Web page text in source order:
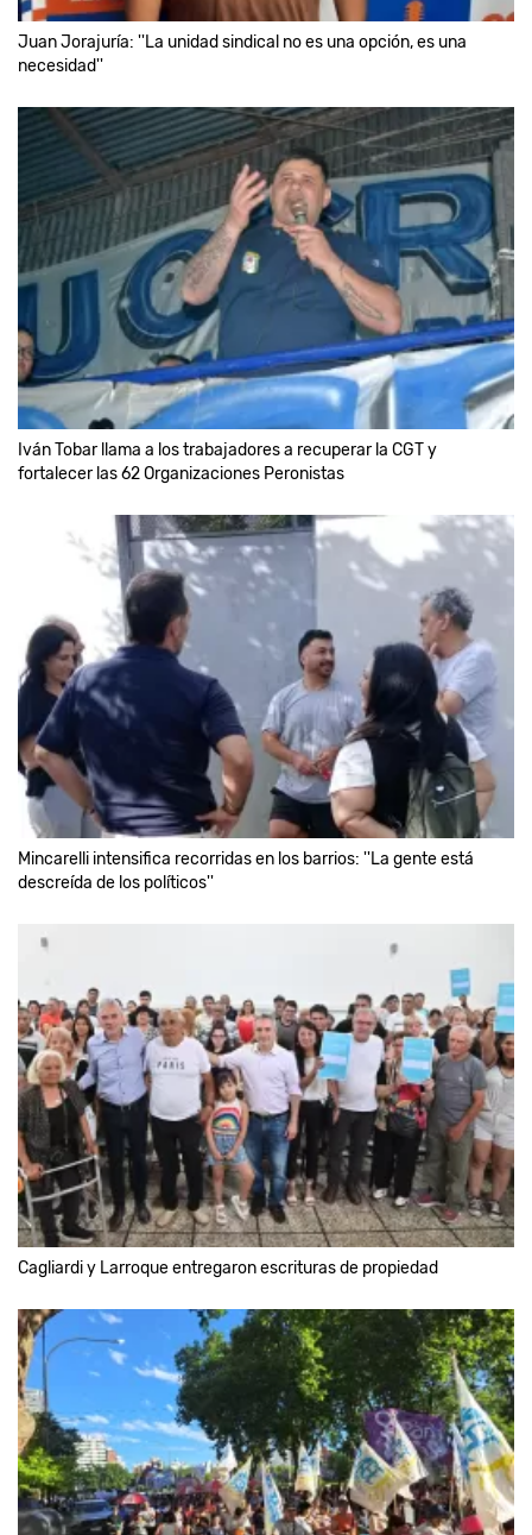
Juan Jorajuría: ''La unidad sindical no es una opción, es una
necesidad''
Iván Tobar llama a los trabajadores a recuperar la CGT y
fortalecer las 62 Organizaciones Peronistas
Mincarelli intensifica recorridas en los barrios: ''La gente está
descreída de los políticos''
Cagliardi y Larroque entregaron escrituras de propiedad